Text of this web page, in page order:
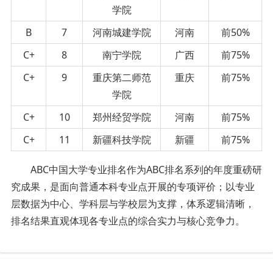
学院
B 7 河南城建学院 河南
前50%
C+
8 南宁学院 广西
前75%
C+
9
重庆第二师范
学院
重庆 前75%
C+ 10 郑州经贸学院 河南
前75%
C+
11 新疆科技学院 新疆 前75%
ABC中国大学专业排名作为ABC排名系列的年度重磅研
究成果，是面向普通本科专业点开展的专项评价；以专业
层数据为中心、学科层与学校层为支撑，体系逻辑清晰，
排名结果直观体现各专业点的综合实力与核心竞争力。